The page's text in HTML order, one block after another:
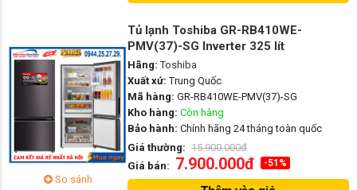
So sánh
Tủ lạnh Toshiba GR-RB410WE-
PMV(37)-SG Inverter 325 lít
Hãng: Toshiba
Xuất xứ: Trung Quốc
Mã hàng: GR-RB410WE-PMV(37)-SG
Kho hàng: Còn hàng
Bảo hành: Chính hãng 24 tháng toàn quốc
Giá thường: 15.900.000đ
Giá bán: 7.900.000đ -51%